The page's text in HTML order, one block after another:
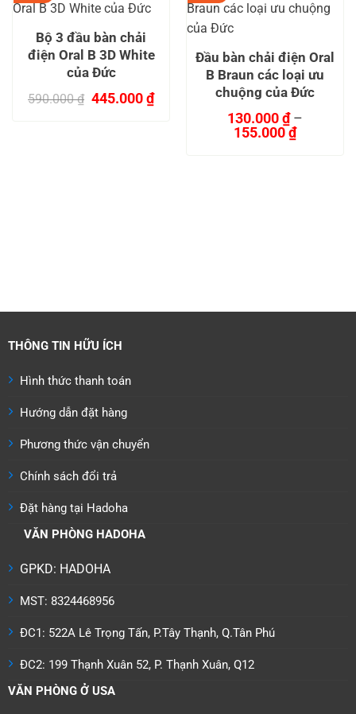
Bộ 3 đầu bàn chải
điện Oral B 3D White
của Đức
590.000₫ Giá
445.000₫Giá
hiện
Đầu bàn chải điện Oral
B Braun các loại ưu
chuộng của Đức
130.000₫ –
155.000₫Khoảng
có
THÔNG TIN HỮU ÍCH
Hình thức thanh toán
Hướng dẫn đặt hàng
Phương thức vận chuyển
Chính sách đổi trả
Đặt hàng tại Hadoha
VĂN PHÒNG HADOHA
GPKD: HADOHA
MST: 8324468956
ĐC1: 522A Lê Trọng Tấn, P.Tây Thạnh, Q.Tân Phú
ĐC2: 199 Thạnh Xuân 52, P. Thạnh Xuân, Q12
VĂN PHÒNG Ở USA